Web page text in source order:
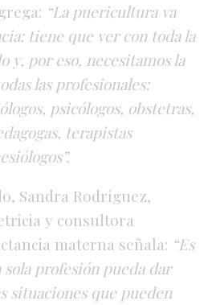
“La puericultura va
tiene que ver con toda la
y, por eso, necesitamos la
las profesionales:
psicólogos, obstetras,
terapistas
Sandra Rodríguez,
y consultora
materna señala: “Es
profesión pueda dar
situaciones que pueden